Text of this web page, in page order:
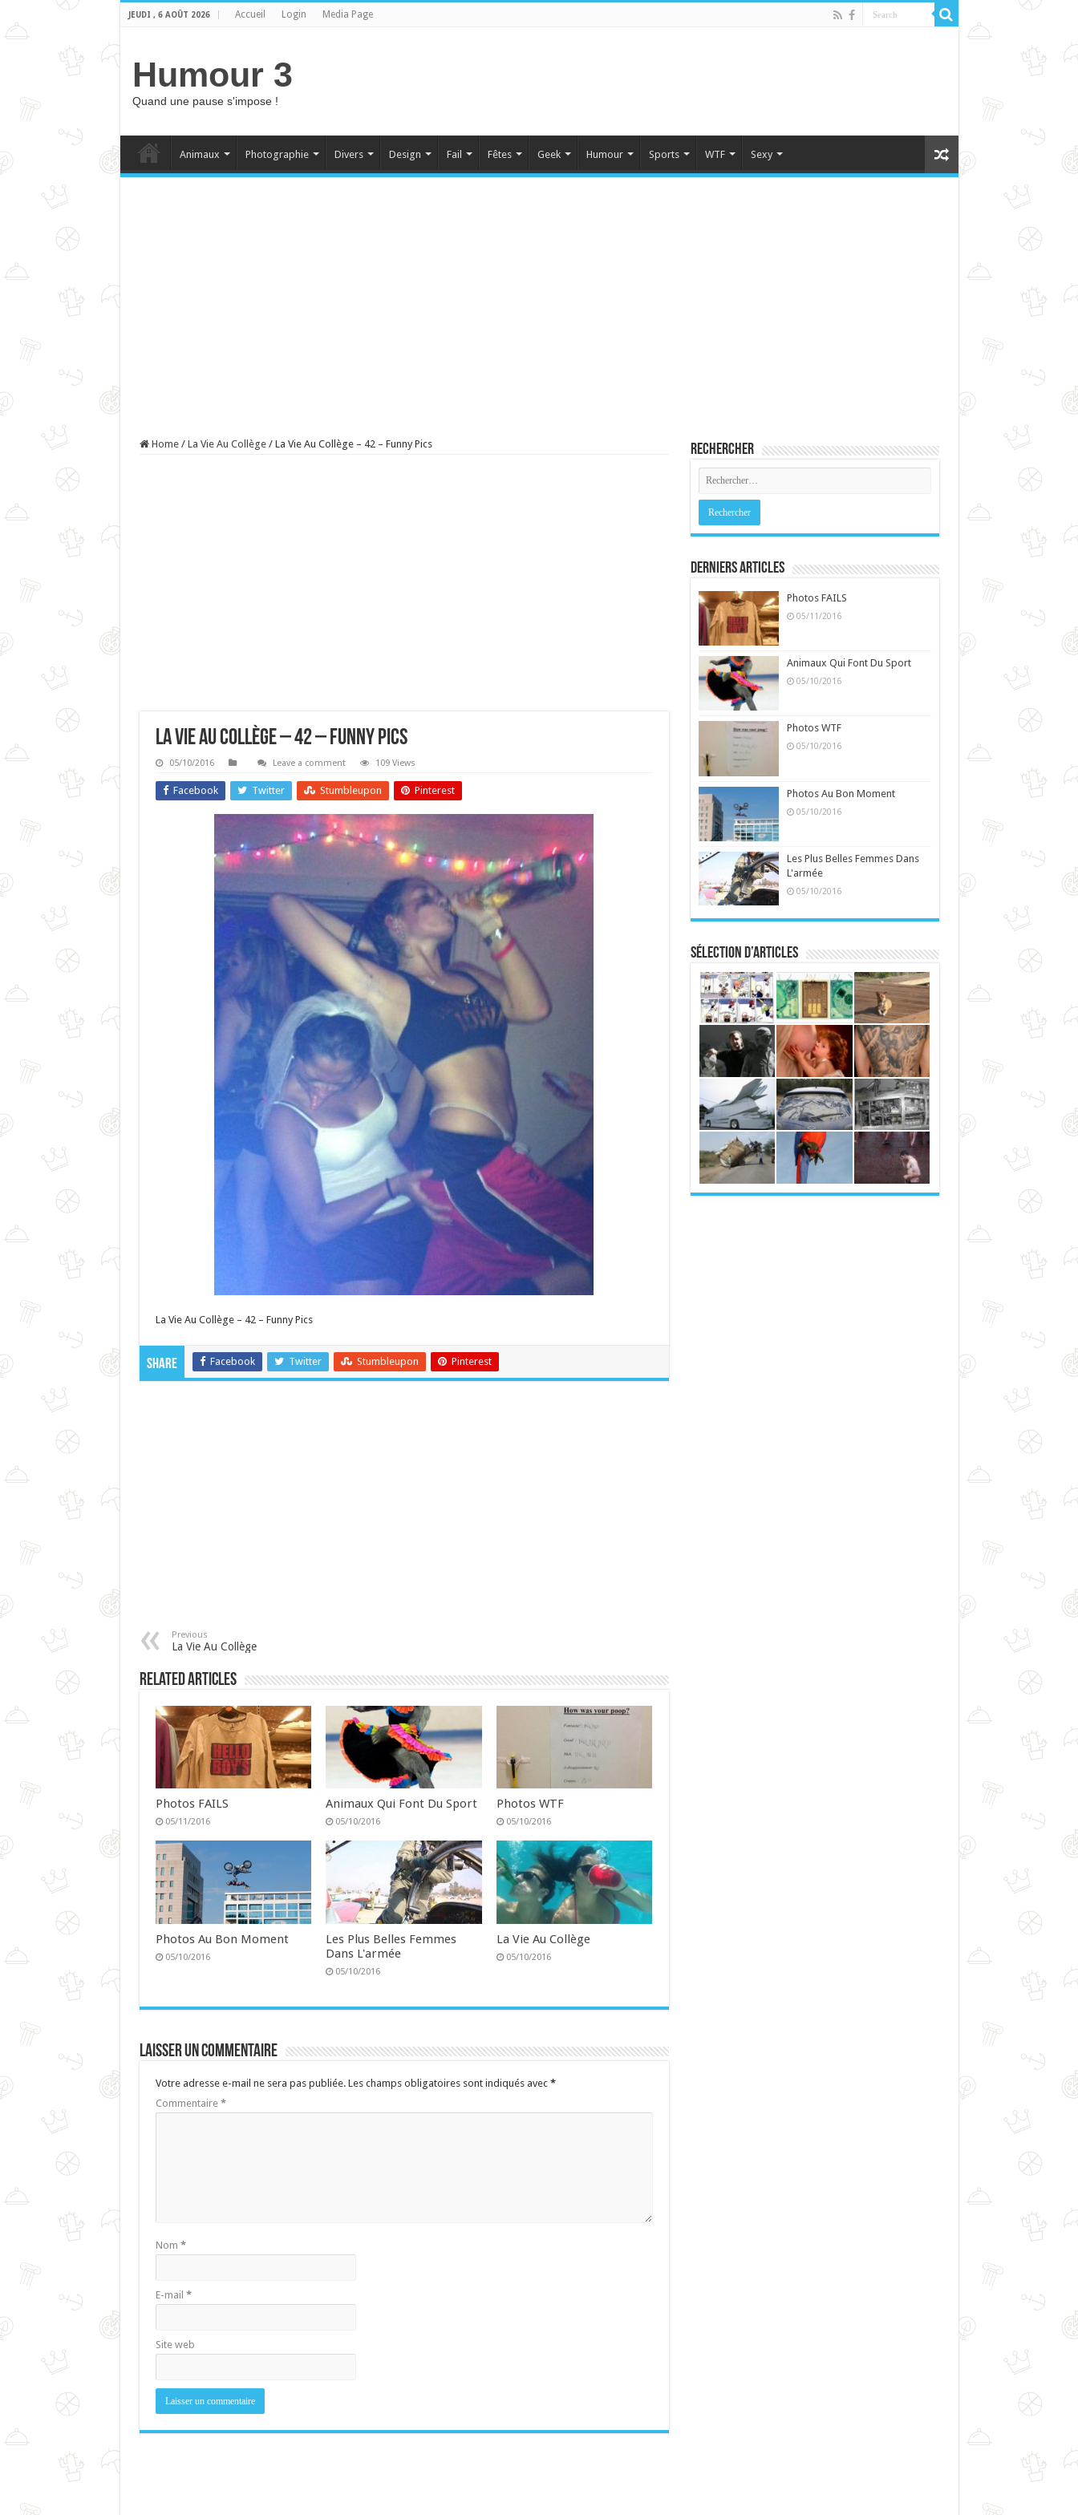
JEUDI , 6 AOÛT 2026 Accueil Login Media Page
Humour 3
Quand une pause s'impose !
Animaux Photographie Divers Design Fail Fêtes Geek Humour Sports WTF Sexy
Home / La Vie Au Collège / La Vie Au Collège – 42 – Funny Pics
La Vie Au Collège – 42 – Funny Pics
05/10/2016 Leave a comment 109 Views
Facebook Twitter Stumbleupon Pinterest
La Vie Au Collège – 42 – Funny Pics
Share Facebook Twitter Stumbleupon Pinterest
Previous
La Vie Au Collège
Related Articles
Photos FAILS
05/11/2016
Animaux Qui Font Du Sport
05/10/2016
Photos WTF
05/10/2016
Photos Au Bon Moment
05/10/2016
Les Plus Belles Femmes
Dans L'armée
05/10/2016
La Vie Au Collège
05/10/2016
Laisser un commentaire
Votre adresse e-mail ne sera pas publiée. Les champs obligatoires sont indiqués avec *
Commentaire *
Nom *
E-mail *
Site web
Rechercher
Derniers Articles
Photos FAILS
05/11/2016
Animaux Qui Font Du Sport
05/10/2016
Photos WTF
05/10/2016
Photos Au Bon Moment
05/10/2016
Les Plus Belles Femmes Dans
L'armée
05/10/2016
Sélection d’articles